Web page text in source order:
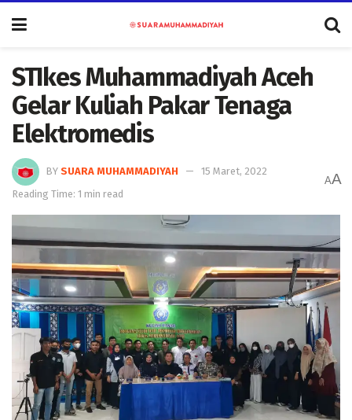
STIkes Muhammadiyah Aceh
Gelar Kuliah Pakar Tenaga
Elektromedis
BY SUARA MUHAMMADIYAH
15 Maret, 2022
Reading Time: 1 min read
AA